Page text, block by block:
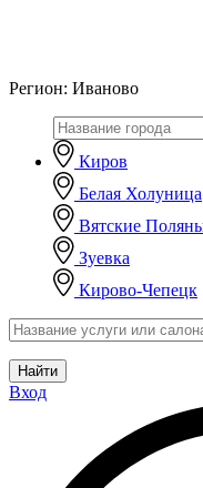
Регион: Иваново
Киров
Белая Холуница
Вятские
Зуевка
Кирово-Чепецк
Найти
Вход